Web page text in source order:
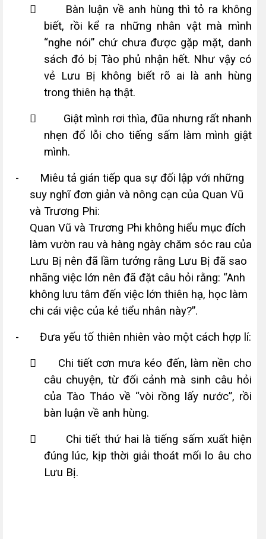
 Bàn luận về anh hùng thì tỏ ra không
biết, rồi kể ra những nhân vật mà mình
“nghe nói” chứ ch­ưa được gặp mặt, danh
sách đó bị Tào phủ nhận hết. Như vậy có
vẻ Lưu Bị không biết rõ ai là anh hùng
trong thiên hạ thật.

Giật mình rơi thìa, đũa nhưng rất nhanh
nhẹn đổ lỗi cho tiếng sấm làm mình giật
mình.
-
Miêu tả gián tiếp qua sự đối lập với những
suy nghĩ đơn giản và nông cạn của Quan Vũ
và Trương Phi:
Quan Vũ và Trương Phi không hiểu mục đích
làm v­ườn rau và hàng ngày chăm sóc rau của
Lưu Bị nên đã lầm tưởng rằng Lưu Bị đã sao
nhãng việc lớn nên đã đặt câu hỏi rằng: “Anh
không lưu tâm đến việc lớn thiên hạ, học làm
chi cái việc của kẻ tiểu nhân này?”.
-
Đ­ưa yếu tố thiên nhiên vào một cách hợp lí:

Chi tiết cơn m­ưa kéo đến, làm nền cho
câu chuyện, từ đối cảnh mà sinh câu hỏi
của Tào Tháo về “vòi rồng lấy n­ước”, rồi
bàn luận về anh hùng.
 Chi tiết thứ hai là tiếng sấm xuất hiện
đúng lúc, kịp thời giải thoát mối lo âu cho
Lưu Bị.